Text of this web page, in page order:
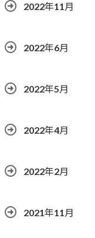
2022年11月
2022年6月
2022年5月
2022年4月
2022年2月
2021年11月